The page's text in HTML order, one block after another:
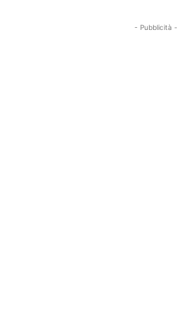
- Pubblicità -